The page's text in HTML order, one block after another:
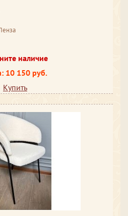
наличие
10 150 руб.
Купить